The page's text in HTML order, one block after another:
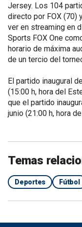
Jersey. Los 104
directo por FOX (70)
ver en streaming en
Sports FOX One
horario de máxima
de un tercio del
El partido inaugural
(15:00 h, hora del
que el partido
junio (21:00 h, hora
Temas
Deportes Fútbol